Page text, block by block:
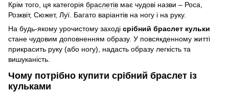
Крім того, ця категорія браслетів має чудові назви – Роса,
Розквіт, Сюжет, Луї. Багато варіантів на ногу і на руку.
На будь-якому урочистому заході срібний браслет кульки
стане чудовим доповненням образу. У повсякденному житті
прикрасить руку (або ногу), надасть образу легкість та
вишуканість.
Чому потрібно купити срібний браслет із
кульками